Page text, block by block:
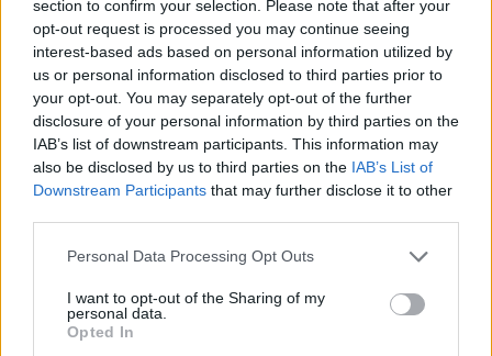
section to confirm your selection. Please note that after your
opt-out request is processed you may continue seeing
interest-based ads based on personal information utilized by
us or personal information disclosed to third parties prior to
your opt-out. You may separately opt-out of the further
disclosure of your personal information by third parties on the
IAB’s list of downstream participants. This information may
also be disclosed by us to third parties on the IAB’s List of
Downstream Participants that may further disclose it to other
Please note that this website/app uses one or more Google
not limited to your visit or usage behaviour. You may click to
grant or deny consent to Google and its third-party tags to
use your data for below specified purposes in below Google
Personal Data Processing Opt Outs
I want to opt-out of the Sharing of my
personal data.
Opted In
«Τροποποιήθηκε η συχνότητα και η βαρύτητα της νόσου
εξαιτίας της μετάλλαξης Δέλτα» ανέφερε η κυρία
Παπαευαγγέλου παρουσιάζοντας επιστημονικά
δεδομένα του covid 19 σε παιδιά και εφήβους.
Τα στοιχεία από τις ΗΠΑ καταδεικνύουν αύξηση των
περιστατικών σε άτομα 5 με 17 ετών από το φετινό
σημείωσε η κ. Παπαευαγγέλου, αλλά η «η πιθανότητα
σε πολιτεία με χαμηλά ποσοστά εμβολιασμού».